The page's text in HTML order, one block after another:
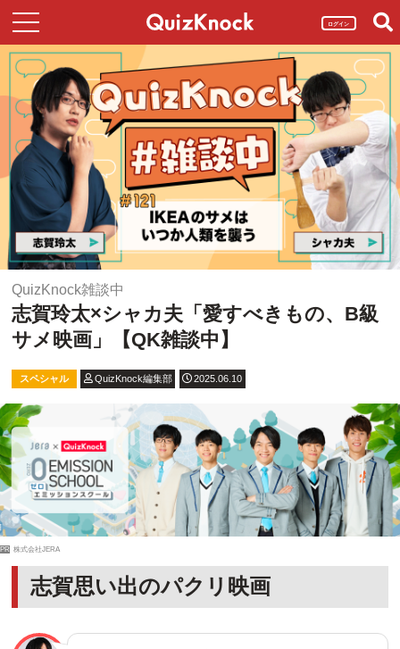
ログイン
QuizKnock雑談中
志賀玲太×シャカ夫「愛すべきもの、B級
サメ映画」【QK雑談中】
スペシャル QuizKnock編集部 2025.06.10
PR 株式会社JERA
志賀思い出のパクリ映画